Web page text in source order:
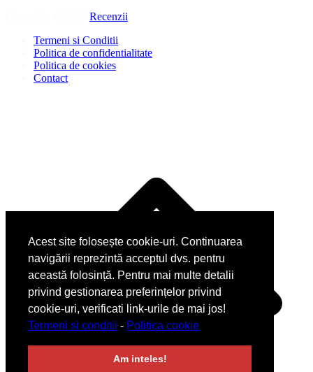
Acest site folosește cookie-uri. Continuarea
navigării reprezintă acceptul dvs. pentru
această folosință. Pentru mai multe detalii
privind gestionarea preferințelor privind
cookie-uri, verificati link-urile de mai jos!
Termeni si conditii - Politica cookie
Am inteles!
Recenzii
Termeni si Conditii
Politica de confidentialitate
Politica de cookies
Contact